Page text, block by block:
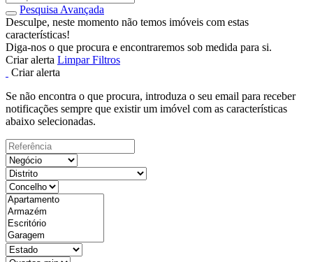
Pesquisa Avançada
Desculpe, neste momento não temos imóveis com estas
características!
Diga-nos o que procura e encontraremos sob medida para si.
Criar alerta Limpar Filtros
Criar alerta
Se não encontra o que procura, introduza o seu email para receber
notificações sempre que existir um imóvel com as características
abaixo selecionadas.